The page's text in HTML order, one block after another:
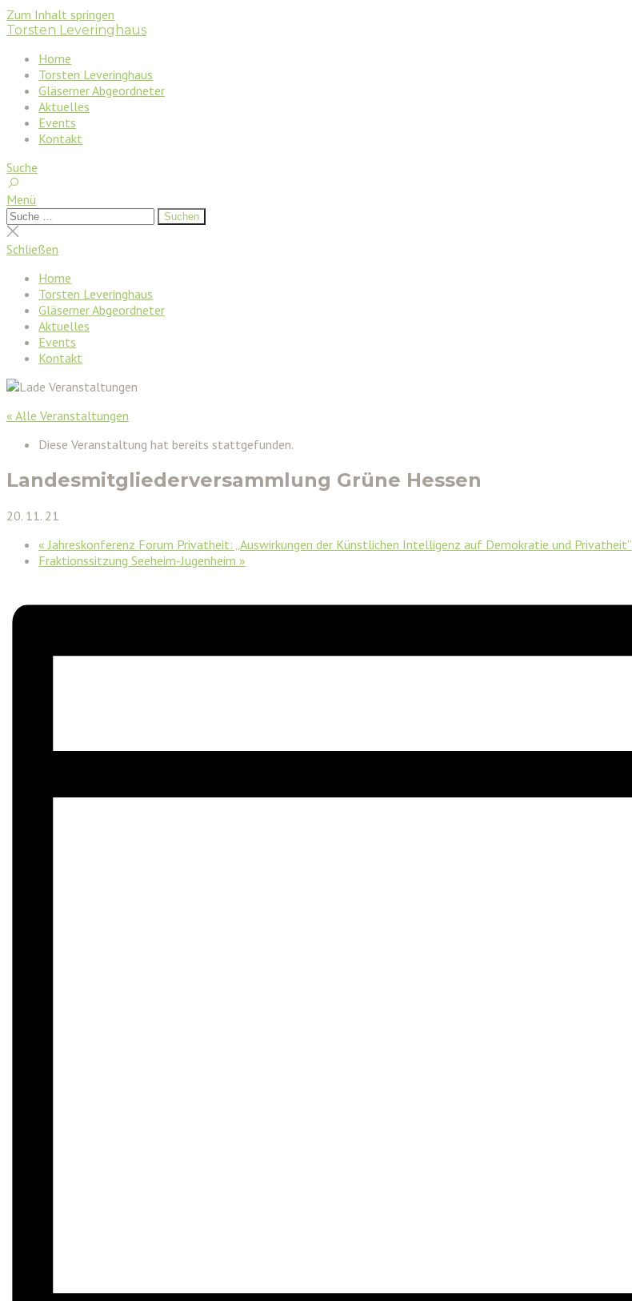
Zum Inhalt springen
Torsten Leveringhaus
Home
Torsten Leveringhaus
Gläserner Abgeordneter
Aktuelles
Events
Kontakt
Suche
Menü
Suchen
nach:
Suchen
Suche
schließen
Schließen
Home
Torsten Leveringhaus
Gläserner Abgeordneter
Aktuelles
Events
Kontakt
« Alle Veranstaltungen
Diese Veranstaltung hat bereits stattgefunden.
Landesmitgliederversammlung Grüne Hessen
20. 11. 21
« Jahreskonferenz Forum Privatheit: „Auswirkungen der Künstlichen Intelligenz auf Demokratie und Privatheit”
Fraktionssitzung Seeheim-Jugenheim »